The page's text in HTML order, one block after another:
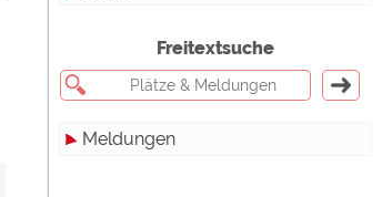
Bungalows
Ferienwohnungen
Zimmer
Brandenburg
Bremen
Hamburg
Freitextsuche
Meldungen